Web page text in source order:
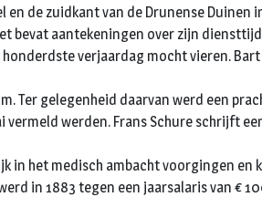
de zuidkant van de Drunense
bevat aantekeningen over zijn
verjaardag mocht vieren.
Ter gelegenheid daarvan werd een
werden. Frans Schure schrijft
het medisch ambacht voorgingen
in 1883 tegen een jaarsalaris van